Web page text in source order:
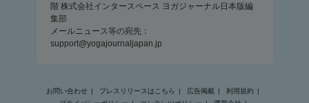
階 株式会社インタースペース ヨガジャーナル日本版編
集部
メールニュース等の宛先：
support@yogajournaljapan.jp
お問い合わせ プレスリリースはこちら 広告掲載
利用規約